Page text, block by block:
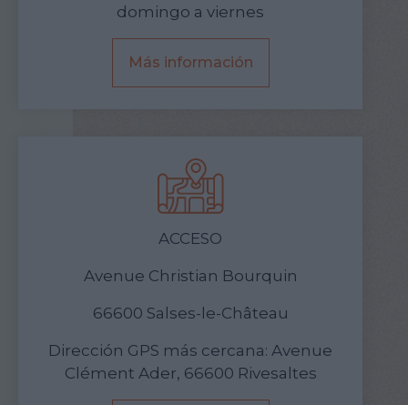
domingo a viernes
Más información
ACCESO
Avenue Christian Bourquin
66600 Salses-le-Château
Dirección GPS más cercana: Avenue
Clément Ader, 66600 Rivesaltes